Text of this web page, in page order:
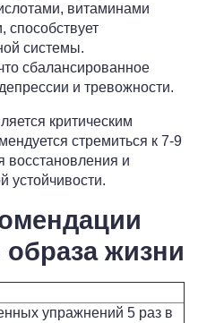
витаминами
способствует
системы.
сбалансированное
и тревожности.
критическим
стремиться к 7-9
восстановления и
устойчивости.
жизни
упражнений 5 раз в